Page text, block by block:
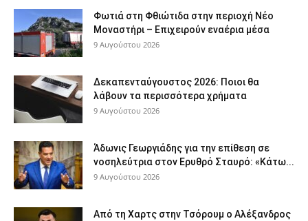
Φωτιά στη Φθιώτιδα στην περιοχή Νέο
Μοναστήρι – Επιχειρούν εναέρια μέσα
9 Αυγούστου 2026
Δεκαπενταύγουστος 2026: Ποιοι θα
λάβουν τα περισσότερα χρήματα
9 Αυγούστου 2026
Άδωνις Γεωργιάδης για την επίθεση σε
νοσηλεύτρια στον Ερυθρό Σταυρό: «Κάτω...
9 Αυγούστου 2026
Από τη Χαρτς στην Τσόρουμ ο Αλέξανδρος